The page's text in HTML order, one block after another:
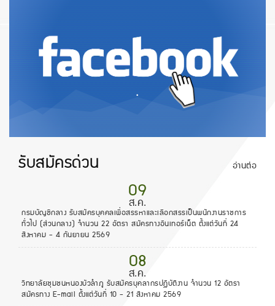
.
รับสมัครด่วน อ่านต่อ
09
ส.ค.
กรมบัญชีกลาง รับสมัครบุคคลเพื่อสรรหาและเลือกสรรเป็นพนักงานราชการ
ทั่วไป (ส่วนกลาง) จำนวน 22 อัตรา สมัครทางอินเทอร์เน็ต ตั้งแต่วันที่ 24
สิงหาคม - 4 กันยายน 2569
08
ส.ค.
วิทยาลัยชุมชนหนองบัวลำภู รับสมัครบุคลากรปฏิบัติงาน จำนวน 12 อัตรา
สมัครทาง E-mail ตั้งแต่วันที่ 10 - 21 สิงหาคม 2569